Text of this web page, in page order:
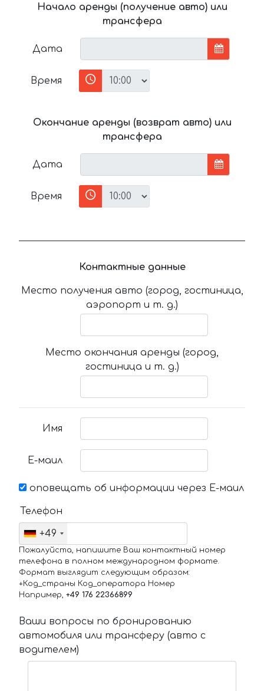
Начало аренды (получение авто) или
трансфера
Дата
Время
Окончание аренды (возврат авто) или
трансфера
Дата
Время
Контактные данные
Место получения авто (город, гостиница,
аэропорт и т. д.)
Место окончания аренды (город,
гостиница и т. д.)
Имя
Е-маил
оповещать об информации через Е-маил
Телефон
+49
Пожалуйста, напишите Ваш контактный номер
телефона в полном международном формате.
Формат выглядит следующим образом:
+Код_страны Код_оператора Номер
Например, +49 176 22366899
Ваши вопросы по бронированию
автомобиля или трансферу (авто с
водителем)